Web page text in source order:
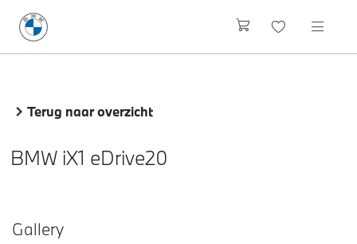
Terug naar overzicht
BMW iX1 eDrive20
Gallery